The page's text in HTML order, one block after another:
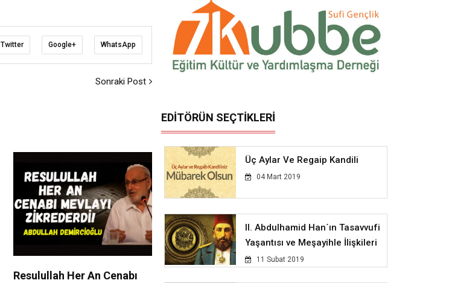
Twitter Google+ WhatsApp
Sonraki Post
Resulullah Her An Cenabı
EDİTÖRÜN SEÇTİKLERİ
Üç Aylar Ve Regaip Kandili
04 Mart 2019
II. Abdulhamid Han´ın Tasavvufi
Yaşantısı ve Meşayihle İlişkileri
11 Subat 2019